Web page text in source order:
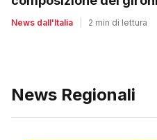
News dall'Italia 2 min di lettura
News Regionali